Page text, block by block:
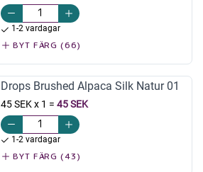
1-2 vardagar
BYT FÄRG (66)
Drops Brushed Alpaca Silk Natur 01
45 SEK x 1 = 45 SEK
1-2 vardagar
BYT FÄRG (43)